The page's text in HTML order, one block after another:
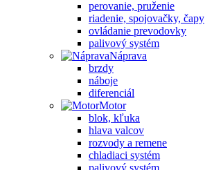
perovanie, pruženie
riadenie, spojovačky, čapy
ovládanie prevodovky
palivový systém
Náprava
brzdy
náboje
diferenciál
Motor
blok, kľuka
hlava valcov
rozvody a remene
chladiaci systém